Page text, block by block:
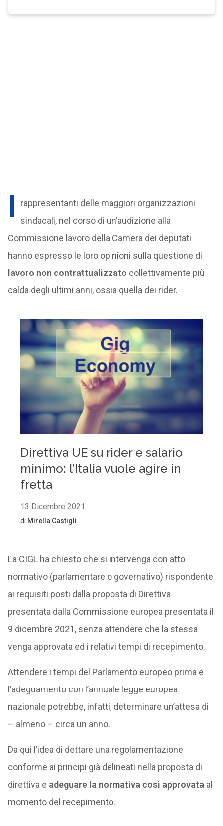
I
rappresentanti delle maggiori organizzazioni
sindacali, nel corso di un’audizione alla
Commissione lavoro della Camera dei deputati
hanno espresso le loro opinioni sulla questione di
lavoro non contrattualizzato collettivamente più
calda degli ultimi anni, ossia quella dei rider.
La CIGL ha chiesto che si intervenga con atto
normativo (parlamentare o governativo) rispondente
ai requisiti posti dalla proposta di Direttiva
presentata dalla Commissione europea presentata il
9 dicembre 2021, senza attendere che la stessa
venga approvata ed i relativi tempi di recepimento.
Attendere i tempi del Parlamento europeo prima e
l’adeguamento con l’annuale legge europea
nazionale potrebbe, infatti, determinare un’attesa di
– almeno – circa un anno.
Da qui l’idea di dettare una regolamentazione
conforme ai principi già delineati nella proposta di
direttiva e adeguare la normativa così approvata al
momento del recepimento.